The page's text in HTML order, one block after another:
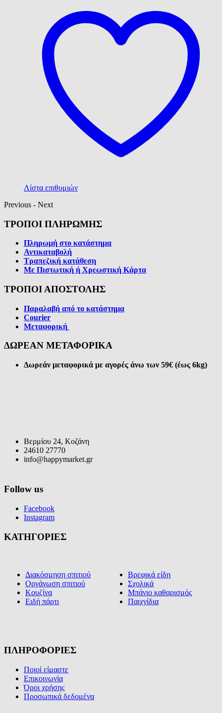
Λίστα επιθυμιών
Previous - Next
ΤΡΟΠΟΙ ΠΛΗΡΩΜΗΣ
Πληρωμή στο κατάστημα
Αντικαταβολή
Τραπεζική κατάθεση
Με Πιστωτική ή Χρεωστική Κάρτα
ΤΡΟΠΟΙ ΑΠΟΣΤΟΛΗΣ
Παραλαβή από το κατάστημα
Courier
Μεταφορική
ΔΩΡΕΑΝ ΜΕΤΑΦΟΡΙΚΑ
Δωρεάν μεταφορικά με αγορές άνω των 59€ (έως 6kg)
Βερμίου 24, Κοζάνη
24610 27770
info@happymarket.gr
Follow us
Facebook
Instagram
ΚΑΤΗΓΟΡΙΕΣ
Διακόσμηση σπιτιού
Οργάνωση σπιτιού
Κουζίνα
Ειδή πάρτι
Βρεφικά είδη
Σχολικά
Μπάνιο καθαρισμός
Παιχνίδια
ΠΛΗΡΟΦΟΡΙΕΣ
Ποιοί είμαστε
Επικοινωνία
Όροι χρήσης
Προσωπικά δεδομένα